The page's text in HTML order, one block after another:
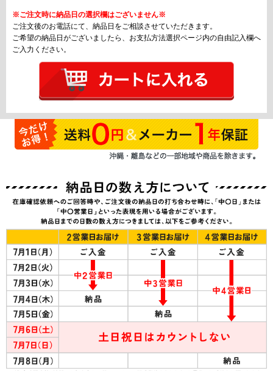
※ご注文時に納品日の選択欄はございません※
ご注文後のお電話にて、納品日をご相談させていただきます。
ご希望の納品日がございましたら、お支払方法選択ページ内の自由記入欄へ
ご入力ください。